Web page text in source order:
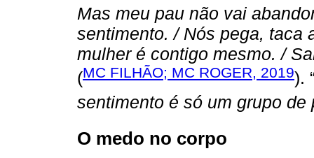
Mas meu pau não vai
sentimento. / Nós pega, taca
mulher é contigo mesmo. /
(MC FILHÃO; MC ROGER, 2019).
sentimento é só um grupo de
O medo no corpo